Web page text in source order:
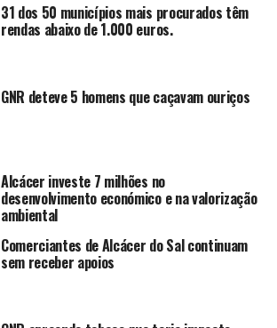
31 dos 50 municípios mais procurados têm
rendas abaixo de 1.000 euros.
GNR deteve 5 homens que caçavam ouriços
Alcácer investe 7 milhões no
desenvolvimento económico e na valorização
ambiental
Comerciantes de Alcácer do Sal continuam
sem receber apoios